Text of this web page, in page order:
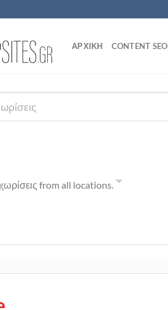
ΑΡΧΙΚΗ CONTENT SEO
from all locations.